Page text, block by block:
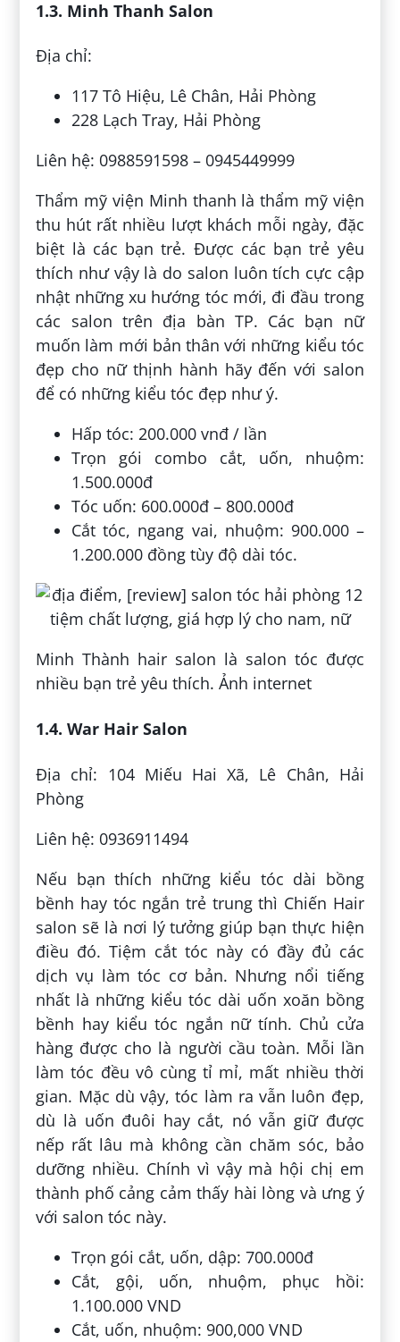
1.3. Minh Thanh Salon
Địa chỉ:
117 Tô Hiệu, Lê Chân, Hải Phòng
228 Lạch Tray, Hải Phòng
Liên hệ: 0988591598 – 0945449999
Thẩm mỹ viện Minh thanh là thẩm mỹ viện
thu hút rất nhiều lượt khách mỗi ngày, đặc
biệt là các bạn trẻ. Được các bạn trẻ yêu
thích như vậy là do salon luôn tích cực cập
nhật những xu hướng tóc mới, đi đầu trong
các salon trên địa bàn TP. Các bạn nữ
muốn làm mới bản thân với những kiểu tóc
đẹp cho nữ thịnh hành hãy đến với salon
để có những kiểu tóc đẹp như ý.
Hấp tóc: 200.000 vnđ / lần
Trọn gói combo cắt, uốn, nhuộm:
1.500.000đ
Tóc uốn: 600.000đ – 800.000đ
Cắt tóc, ngang vai, nhuộm: 900.000 –
1.200.000 đồng tùy độ dài tóc.
Minh Thành hair salon là salon tóc được
nhiều bạn trẻ yêu thích. Ảnh internet
1.4. War Hair Salon
Địa chỉ: 104 Miếu Hai Xã, Lê Chân, Hải
Phòng
Liên hệ: 0936911494
Nếu bạn thích những kiểu tóc dài bồng
bềnh hay tóc ngắn trẻ trung thì Chiến Hair
salon sẽ là nơi lý tưởng giúp bạn thực hiện
điều đó. Tiệm cắt tóc này có đầy đủ các
dịch vụ làm tóc cơ bản. Nhưng nổi tiếng
nhất là những kiểu tóc dài uốn xoăn bồng
bềnh hay kiểu tóc ngắn nữ tính. Chủ cửa
hàng được cho là người cầu toàn. Mỗi lần
làm tóc đều vô cùng tỉ mỉ, mất nhiều thời
gian. Mặc dù vậy, tóc làm ra vẫn luôn đẹp,
dù là uốn đuôi hay cắt, nó vẫn giữ được
nếp rất lâu mà không cần chăm sóc, bảo
dưỡng nhiều. Chính vì vậy mà hội chị em
thành phố cảng cảm thấy hài lòng và ưng ý
với salon tóc này.
Trọn gói cắt, uốn, dập: 700.000đ
Cắt, gội, uốn, nhuộm, phục hồi:
1.100.000 VND
Cắt, uốn, nhuộm: 900,000 VND